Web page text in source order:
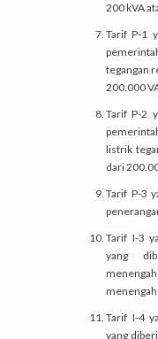
200 kVA
Tarif P-1
tegangan
200.000
Tarif P-2
listrik
dari
Tarif P-3
Tarif I-3
yang
menengah
Tarif I-4
yang